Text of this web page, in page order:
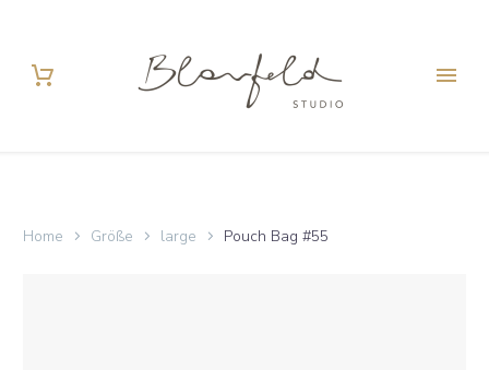
Home Größe large Pouch Bag #55